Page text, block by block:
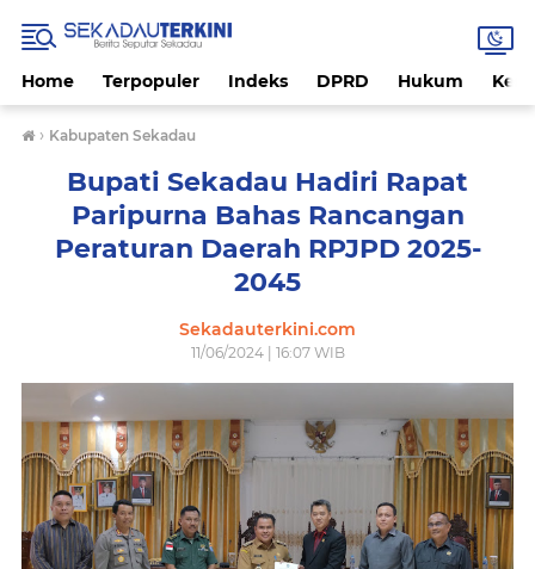
Home Terpopuler Indeks DPRD Hukum
› Kabupaten Sekadau
Bupati Sekadau Hadiri Rapat
Paripurna Bahas Rancangan
Peraturan Daerah RPJPD 2025-
2045
Sekadauterkini.com
11/06/2024 | 16:07 WIB